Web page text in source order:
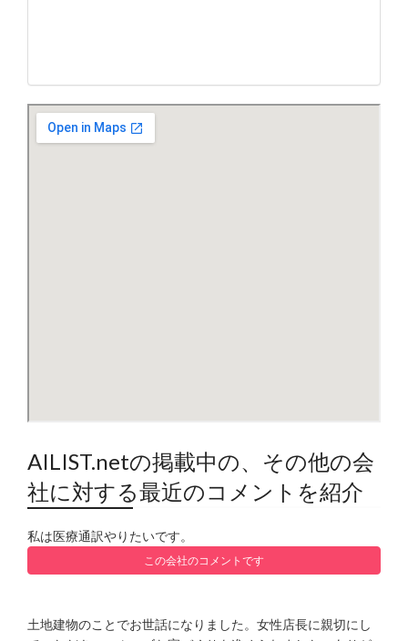
AILIST.netの掲載中の、その他の会
社に対する最近のコメントを紹介
私は医療通訳やりたいです。
この会社のコメントです
土地建物のことでお世話になりました。女性店長に親切にし